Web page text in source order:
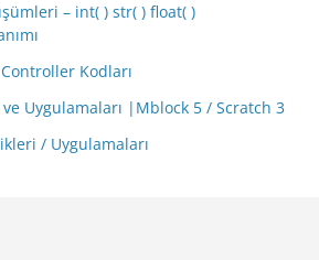
– int( ) str( ) float( )
Kodları
ve Uygulamaları |Mblock 5 / Scratch 3
/ Uygulamaları